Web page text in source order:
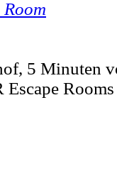
Room
5 Minuten
Escape